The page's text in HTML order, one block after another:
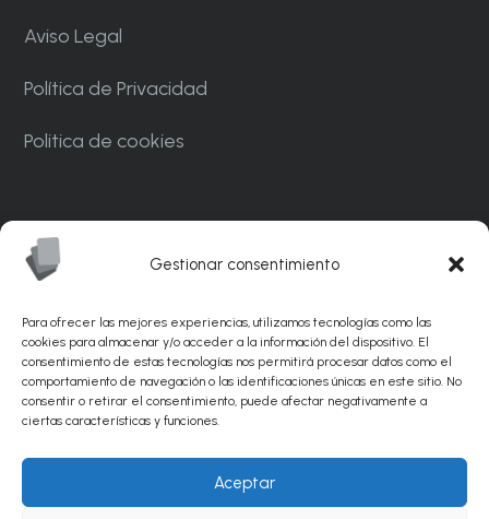
Gestionar consentimiento
Para ofrecer las mejores experiencias, utilizamos tecnologías como las
cookies para almacenar y/o acceder a la información del dispositivo. El
consentimiento de estas tecnologías nos permitirá procesar datos como el
comportamiento de navegación o las identificaciones únicas en este sitio. No
consentir o retirar el consentimiento, puede afectar negativamente a
ciertas características y funciones.
Aceptar
Aviso Legal
Política de Privacidad
Politica de cookies
Industrial CAN MASCARO La Palma de
info@sunflexabrasivos.com
936 881 538
© Sunflex Abrasivos 2026 |
PinkStone.Posicionamiento SEO de páginas web